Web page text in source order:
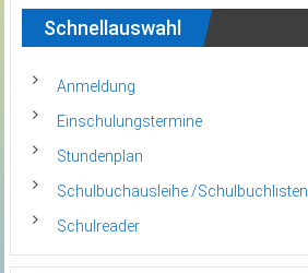
Schnellauswahl
Anmeldung
Einschulungstermine
Stundenplan
Schulbuchausleihe /Schulbuchlisten
Schulreader